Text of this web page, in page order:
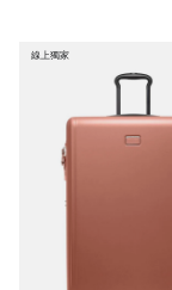
線上獨家